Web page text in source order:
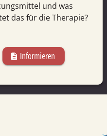
und was
das für die Therapie?
description Informieren